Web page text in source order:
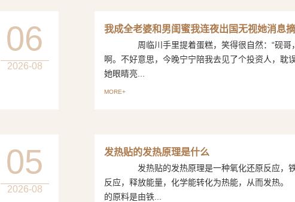
06
2026-08
我成全老婆和男闺蜜我连夜出国无视她消息摘
周临川手里提着蛋糕，笑得很自然：“砚哥
啊。不好意思，今晚宁宁陪我去见了个投资人，
她眼睛亮...
MORE+
05
2026-08
发热贴的发热原理是什么
发热贴的发热原理是一种氧化还原反应，铁
反应，释放能量，化学能转化为热能，从而发热
的原料是由铁...